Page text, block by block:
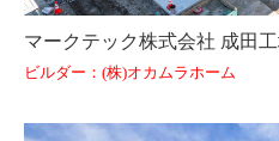
マークテック株式会社 成田工
ビルダー：(株)オカムラホーム